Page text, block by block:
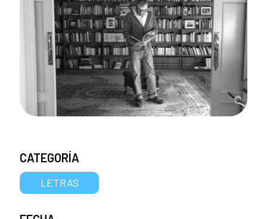
CATEGORÍA
LETRAS